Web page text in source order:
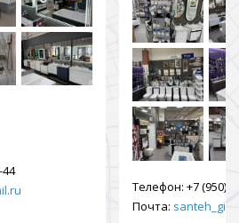
44
Телефон: +7 (950)
Почта: